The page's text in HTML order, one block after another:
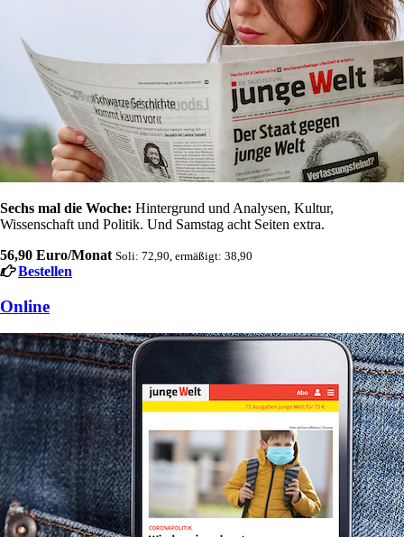
Sechs mal die Woche: Hintergrund und Analysen, Kultur,
Wissenschaft und Politik. Und Samstag acht Seiten extra.
56,90 Euro/Monat Soli: 72,90, ermäßigt: 38,90
Bestellen
Online